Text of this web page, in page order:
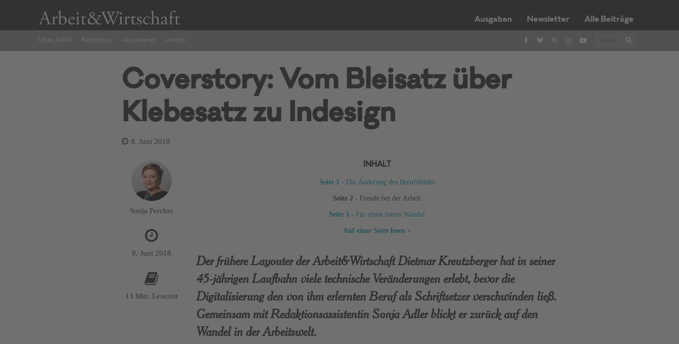
Ausgaben Newsletter Alle Beiträge
Über A&W Redaktion Abonnieren Archiv
Coverstory: Vom Bleisatz über
Klebesatz zu Indesign
8. Juni 2018
Sonja Fercher
8. Juni 2018
13 Min. Lesezeit
INHALT
Seite 1 - Die Änderung des Berufsbildes
Seite 2 - Freude bei der Arbeit
Seite 3 - Für einen fairen Wandel
Auf einer Seite lesen >
Der frühere Layouter der Arbeit&Wirtschaft Dietmar Kreutzberger hat in seiner
45-jährigen Laufbahn viele technische Veränderungen erlebt, bevor die
Digitalisierung den von ihm erlernten Beruf als Schriftsetzer verschwinden ließ.
Gemeinsam mit Redaktionsassistentin Sonja Adler blickt er zurück auf den
Wandel in der Arbeitswelt.